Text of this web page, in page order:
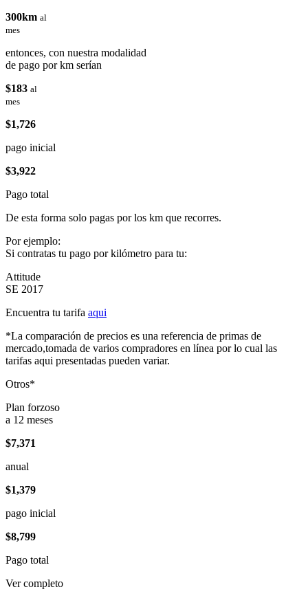
300km al
mes
entonces, con nuestra modalidad
de pago por km serían
$183 al
mes
$1,726
pago inicial
$3,922
Pago total
De esta forma solo pagas por los km que recorres.
Por ejemplo:
Si contratas tu pago por kilómetro para tu:
Attitude
SE 2017
Encuentra tu tarifa aqui
*La comparación de precios es una referencia de primas de
mercado,tomada de varios compradores en línea por lo cual las
tarifas aqui presentadas pueden variar.
Otros*
Plan forzoso
a 12 meses
$7,371
anual
$1,379
pago inicial
$8,799
Pago total
Ver completo